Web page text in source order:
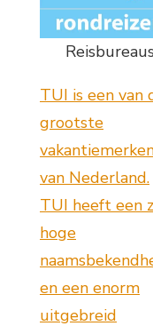
Reisbureaus
TUI is een van
grootste
van Nederland.
TUI heeft een
hoge
en een enorm
uitgebreid